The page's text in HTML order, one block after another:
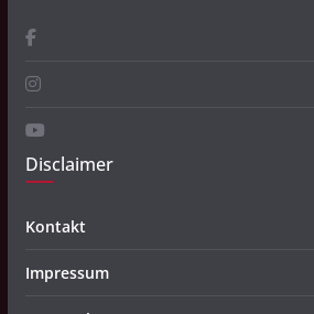
Disclaimer
Kontakt
Impressum